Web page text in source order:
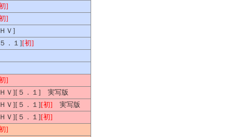
]
]
Ｖ]
．１][初]
]
Ｖ][５．１] 実写版
Ｖ][５．１][初] 実写版
Ｖ][５．１][初]
]